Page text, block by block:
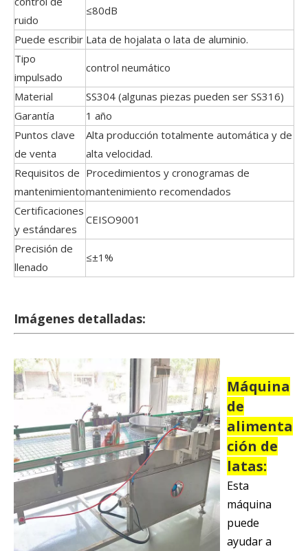
ruido
≤80dB
Puede escribir Lata de hojalata o lata de aluminio.
Tipo
impulsado
control neumático
Material
SS304 (algunas piezas pueden ser SS316)
Garantía
1 año
Puntos clave
de venta
Alta producción totalmente automática y de
alta velocidad.
Requisitos de
mantenimiento
Procedimientos y cronogramas de
mantenimiento recomendados
Certificaciones
y estándares
CEISO9001
Precisión de
llenado
≤±1%
Imágenes detalladas:
Máquina
de
alimenta
ción de
latas:
Esta
máquina
puede
ayudar a